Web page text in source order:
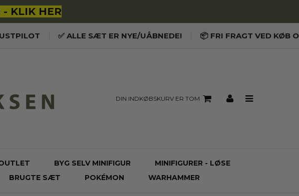
KLIK HER
✅ ALLE SÆT ER NYE/UÅBNEDE! 📦 FRI FRAGT VED KØB
DIN INDKØBSKURV ER TOM
BYG SELV MINIFIGUR
MINIFIGURER - LØSE
BRUGTE SÆT POKÉMON WARHAMMER